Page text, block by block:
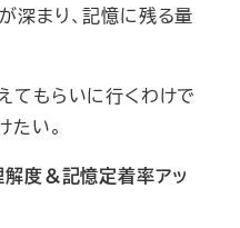
深まり、記憶に残る量
てもらいに行くわけで
たい。
解度＆記憶定着率アッ